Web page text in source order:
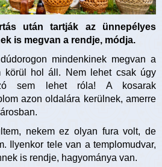
után tartják az ünnepélyes
is megvan a rendje, módja.
mindenkinek megvan a
körül hol áll. Nem lehet csak úgy
sem lehet róla! A kosarak
azon oldalára kerülnek, amerre
nekem ez olyan fura volt, de
Ilyenkor tele van a templomudvar,
is rendje, hagyománya van.